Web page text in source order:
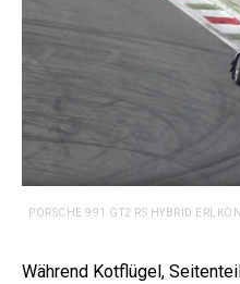
PORSCHE 991 GT2 RS HYBRID
Während Kotflügel,